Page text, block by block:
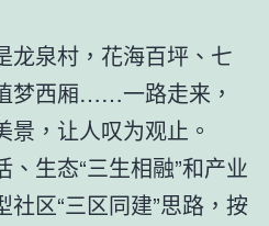
龙泉村，花海百坪、七
梦西厢……一路走来，
，让人叹为观止。
生态“三生相融”和产业
区“三区同建”思路，按